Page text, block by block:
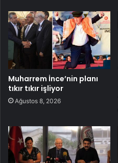
Muharrem İnce’nin planı
tıkır tıkır işliyor
Ağustos 8, 2026